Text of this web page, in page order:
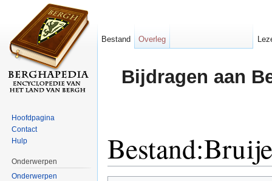
Bijdragen aan
Bestand Overleg
Hoofdpagina
Contact
Hulp
Onderwerpen
Onderwerpen